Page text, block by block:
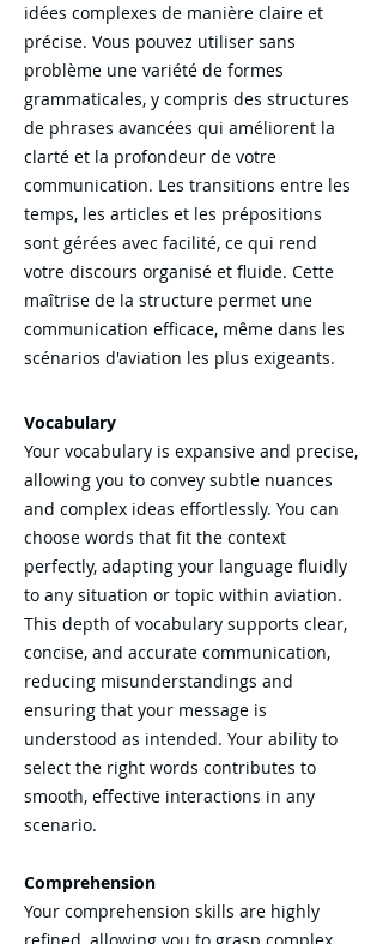
idées complexes de manière claire et
précise. Vous pouvez utiliser sans
problème une variété de formes
grammaticales, y compris des structures
de phrases avancées qui améliorent la
clarté et la profondeur de votre
communication. Les transitions entre les
temps, les articles et les prépositions
sont gérées avec facilité, ce qui rend
votre discours organisé et fluide. Cette
maîtrise de la structure permet une
communication efficace, même dans les
scénarios d'aviation les plus exigeants.
Vocabulary
Your vocabulary is expansive and precise,
allowing you to convey subtle nuances
and complex ideas effortlessly. You can
choose words that fit the context
perfectly, adapting your language fluidly
to any situation or topic within aviation.
This depth of vocabulary supports clear,
concise, and accurate communication,
reducing misunderstandings and
ensuring that your message is
understood as intended. Your ability to
select the right words contributes to
smooth, effective interactions in any
scenario.
Comprehension
Your comprehension skills are highly